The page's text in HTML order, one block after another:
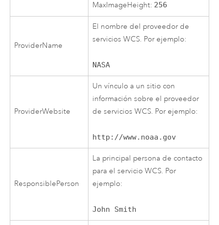
MaxImageHeight: 256
ProviderName
El nombre del proveedor de
servicios WCS. Por ejemplo:
NASA
ProviderWebsite
Un vínculo a un sitio con
información sobre el proveedor
de servicios WCS. Por ejemplo:
http://www.noaa.gov
ResponsiblePerson
La principal persona de contacto
para el servicio WCS. Por
ejemplo:
John Smith